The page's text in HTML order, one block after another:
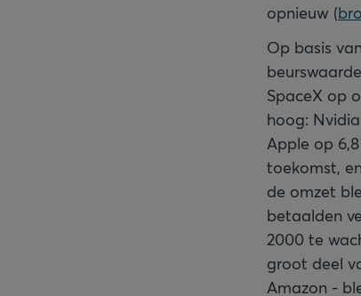
opnieuw (
Op basis
SpaceX op
hoog:
Apple op
toekomst,
de omzet
betaalden
2000 te
groot deel
Amazon -